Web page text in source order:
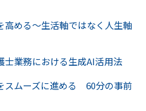
高める～生活軸ではなく人生軸
業務における生成AI活用法
スムーズに進める 60分の事前